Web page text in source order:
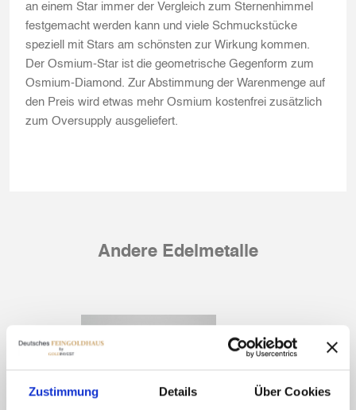
Zustimmung Details Über Cookies
an einem Star immer der Vergleich zum Sternenhimmel
festgemacht werden kann und viele Schmuckstücke
speziell mit Stars am schönsten zur Wirkung kommen.
Der Osmium-Star ist die geometrische Gegenform zum
Osmium-Diamond. Zur Abstimmung der Warenmenge auf
den Preis wird etwas mehr Osmium kostenfrei zusätzlich
zum Oversupply ausgeliefert.
Andere Edelmetalle